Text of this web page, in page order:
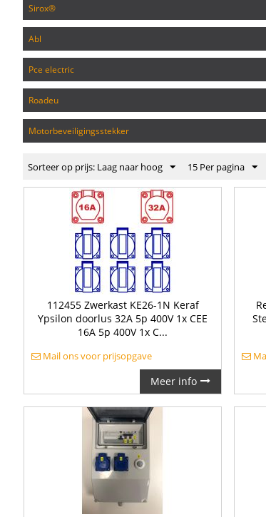
sirox®
abl
pce electric
roadeu
motorbeveiligingsstekker
Sorteer op prijs: Laag naar hoog 15 Per pagina
112455 Zwerkast KE26-1N Keraf
Ypsilon doorlus 32A 5p 400V 1x CEE
16A 5p 400V 1x C...
Mail ons voor prijsopgave
Meer info